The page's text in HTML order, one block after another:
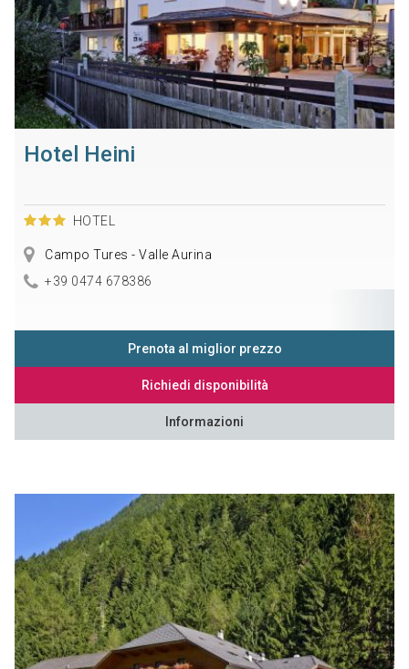
Hotel Heini
HOTEL
Campo Tures - Valle Aurina
+39 0474 678386
Prenota al miglior prezzo
Richiedi disponibilità
Informazioni